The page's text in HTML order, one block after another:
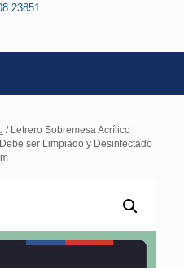
23851
/ Letrero Sobremesa Acrílico |
ser Limpiado y Desinfectado